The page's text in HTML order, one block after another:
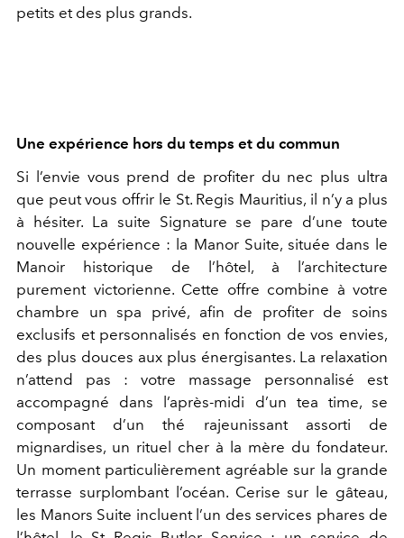
petits et des plus grands.
Une expérience hors du temps et du commun
Si l’envie vous prend de profiter du nec plus ultra
que peut vous offrir le St. Regis Mauritius, il n’y a plus
à hésiter. La suite Signature se pare d’une toute
nouvelle expérience : la Manor Suite, située dans le
Manoir historique de l’hôtel, à l’architecture
purement victorienne. Cette offre combine à votre
chambre un spa privé, afin de profiter de soins
exclusifs et personnalisés en fonction de vos envies,
des plus douces aux plus énergisantes. La relaxation
n’attend pas : votre massage personnalisé est
accompagné dans l’après-midi d’un tea time, se
composant d’un thé rajeunissant assorti de
mignardises, un rituel cher à la mère du fondateur.
Un moment particulièrement agréable sur la grande
terrasse surplombant l’océan. Cerise sur le gâteau,
les Manors Suite incluent l’un des services phares de